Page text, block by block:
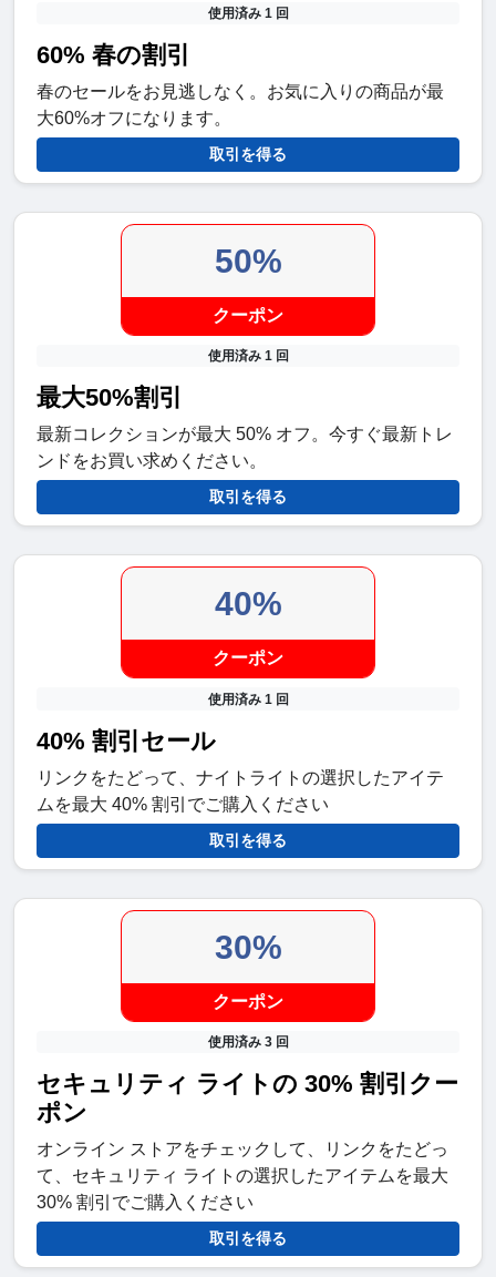
使用済み 1 回
60% 春の割引
春のセールをお見逃しなく。お気に入りの商品が最
大60%オフになります。
取引を得る
50%
クーポン
使用済み 1 回
最大50%割引
最新コレクションが最大 50% オフ。今すぐ最新トレ
ンドをお買い求めください。
取引を得る
40%
クーポン
使用済み 1 回
40% 割引セール
リンクをたどって、ナイトライトの選択したアイテ
ムを最大 40% 割引でご購入ください
取引を得る
30%
クーポン
使用済み 3 回
セキュリティ ライトの 30% 割引クー
ポン
オンライン ストアをチェックして、リンクをたどっ
て、セキュリティ ライトの選択したアイテムを最大
30% 割引でご購入ください
取引を得る